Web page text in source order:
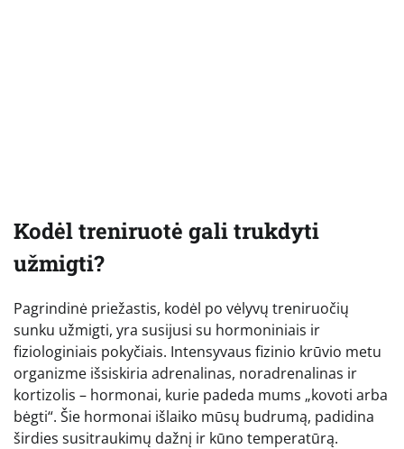
Kodėl treniruotė gali trukdyti
užmigti?
Pagrindinė priežastis, kodėl po vėlyvų treniruočių
sunku užmigti, yra susijusi su hormoniniais ir
fiziologiniais pokyčiais. Intensyvaus fizinio krūvio metu
organizme išsiskiria adrenalinas, noradrenalinas ir
kortizolis – hormonai, kurie padeda mums „kovoti arba
bėgti“. Šie hormonai išlaiko mūsų budrumą, padidina
širdies susitraukimų dažnį ir kūno temperatūrą.